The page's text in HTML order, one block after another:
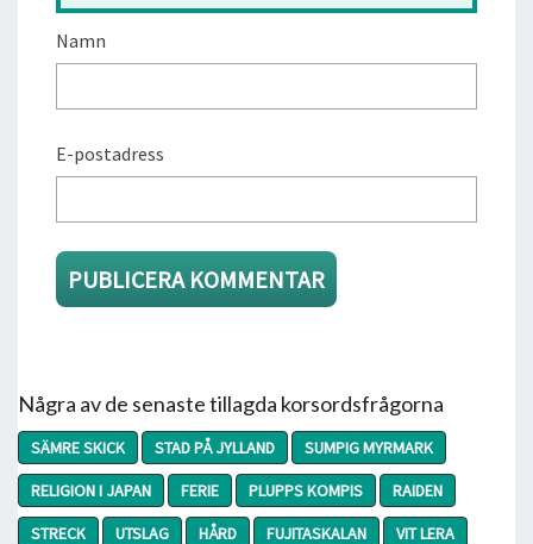
Namn
E-postadress
Några av de senaste tillagda korsordsfrågorna
SÄMRE SKICK STAD PÅ JYLLAND
SUMPIG MYRMARK
RELIGION I JAPAN
FERIE PLUPPS KOMPIS
RAIDEN
STRECK
UTSLAG HÅRD FUJITASKALAN
VIT LERA